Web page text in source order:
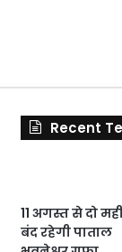
Recent
11 अगस्त से दो
बंद रहेगी पाताल